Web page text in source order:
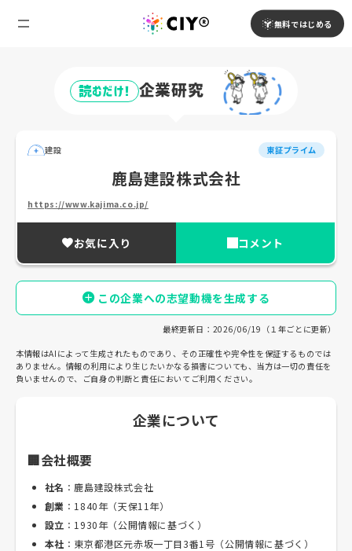
無料ではじめる
読むだけ! 企業研究
建設 東証プライム
鹿島建設株式会社
https://www.kajima.co.jp/
お気に入り コメント
この企業への志望動機を生成する
最終更新日：2026/06/19（１年ごとに更新）
本情報はAIによって生成されたものであり、その正確性や完全性を保証するものでは
ありません。情報の利用により生じたいかなる損害についても、当方は一切の責任を
負いませんので、ご自身の判断と責任においてご利用ください。
企業について
🏢会社概要
社名 ：鹿島建設株式会社
創業 ：1840年（天保11年）
設立 ：1930年（公開情報に基づく）
本社 ：東京都港区元赤坂一丁目3番1号（公開情報に基づく）